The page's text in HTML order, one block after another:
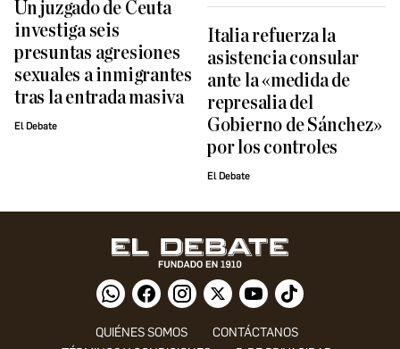
Un juzgado de Ceuta
investiga seis
presuntas agresiones
sexuales a inmigrantes
tras la entrada masiva
El Debate
Italia refuerza la
asistencia consular
ante la «medida de
represalia del
Gobierno de Sánchez»
por los controles
El Debate
QUIÉNES SOMOS
CONTÁCTANOS